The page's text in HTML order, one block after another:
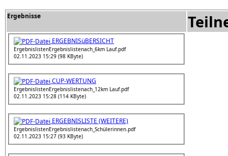
Ergebnisse
ERGEBNISüBERSICHT
ErgebnislistenErgebnislistenach_6km Lauf.pdf
02.11.2023 15:29 (98 KByte)
CUP-WERTUNG
ErgebnislistenErgebnislistenach_12km Lauf.pdf
02.11.2023 15:28 (114 KByte)
ERGEBNISLISTE (WEITERE)
ErgebnislistenErgebnislistenach_Schülerinnen.pdf
02.11.2023 15:27 (93 KByte)